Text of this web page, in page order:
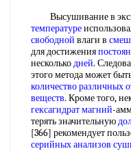
Высушивание в
температуре
свободной влаги в
для достижения
несколькодней.
этого метода может
количестворазличных
веществ. Кроме того,
гексагидрат магний-
терять значительную
[366] рекомендует
серийных анализов